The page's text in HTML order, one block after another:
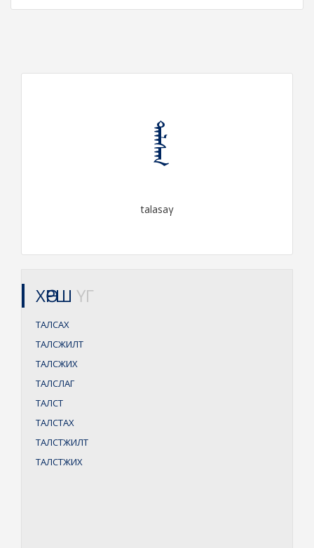
ᠲᠠᠯᠠᠰᠠᠭ
talasaγ
ХӨРШ ҮГ
ТАЛСАХ
ТАЛСЖИЛТ
ТАЛСЖИХ
ТАЛСЛАГ
ТАЛСТ
ТАЛСТАХ
ТАЛСТЖИЛТ
ТАЛСТЖИХ